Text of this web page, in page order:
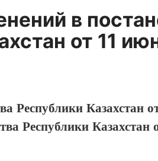
в
от 11
Республики
Республики